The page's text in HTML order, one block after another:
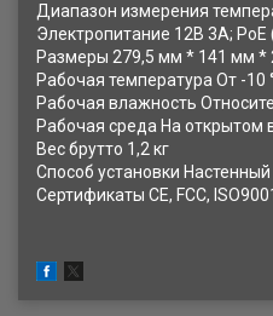
Диапазон измерения
Электропитание 12В 3А; PoE
Размеры 279,5 мм * 141 мм *
Рабочая температура От -10
Рабочая влажность
Рабочая среда На открытом
Вес брутто 1,2 кг
Способ установки
Сертификаты CE, FCC,